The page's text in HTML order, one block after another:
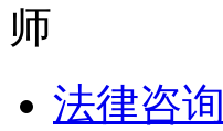
法律咨询